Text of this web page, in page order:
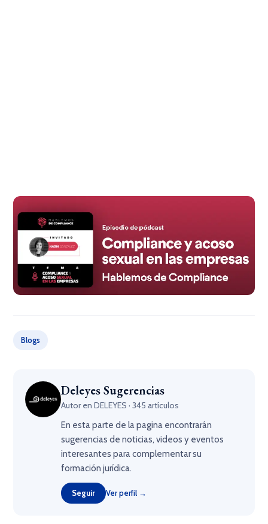
Blogs
Deleyes Sugerencias
Autor en DELEYES · 345 artículos
En esta parte de la pagina encontrarán
sugerencias de noticias, videos y eventos
interesantes para complementar su
formación jurídica.
Seguir Ver perfil →